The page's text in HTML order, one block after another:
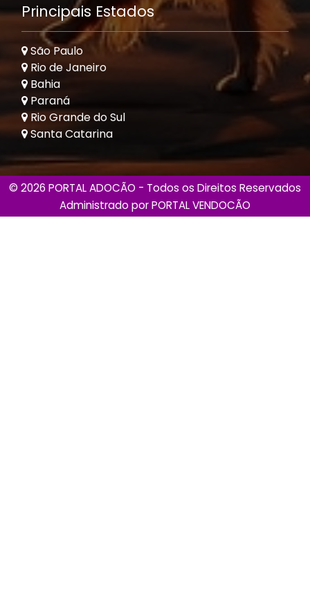
Principais Estados
São Paulo
Rio de Janeiro
Bahia
Paraná
Rio Grande do Sul
Santa Catarina
© 2026 PORTAL ADOCÃO - Todos os Direitos Reservados
Administrado porPORTAL VENDOCÃO